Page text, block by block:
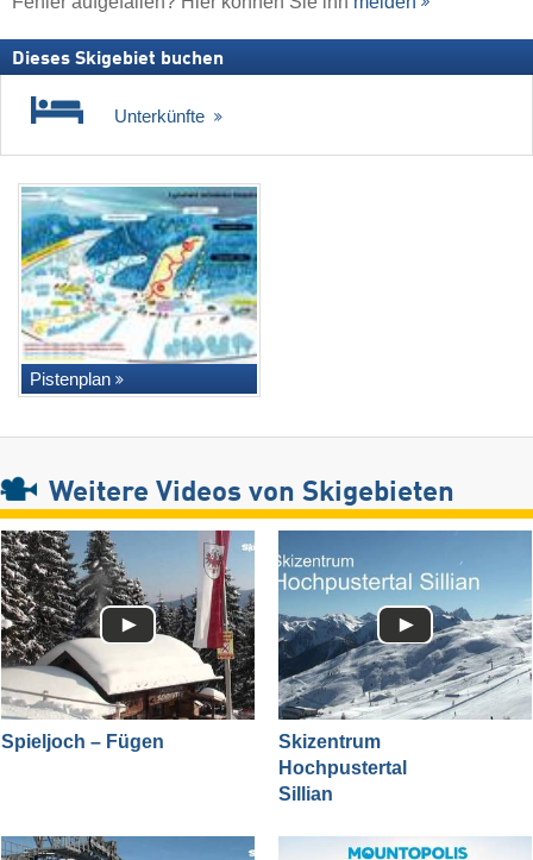
Dieses Skigebiet buchen
Unterkünfte
Pistenplan
Weitere Videos von Skigebieten
Spieljoch – Fügen
Skizentrum
Hochpustertal
Sillian